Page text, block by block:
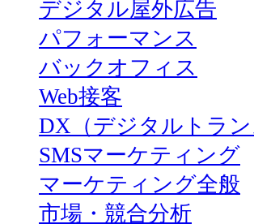
デジタル屋外広告
パフォーマンス
バックオフィス
Web接客
DX（デジタルトラ
SMSマーケティング
マーケティング全般
市場・競合分析